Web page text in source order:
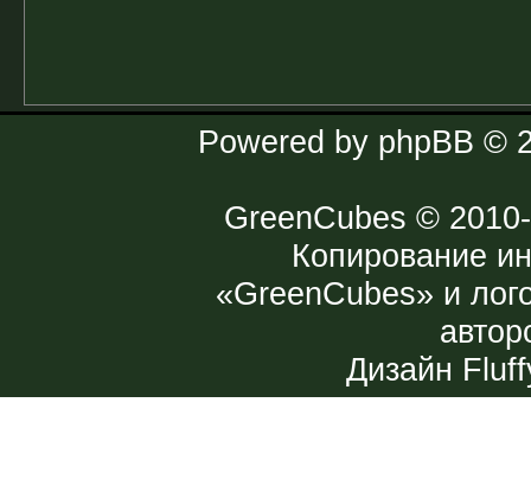
Powered by phpBB ©
GreenCubes ©
Копирование
«GreenCubes» и
Дизайн